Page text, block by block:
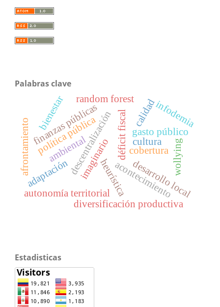
Palabras clave
cultura
imaginarioacontecimiento
heurística
ambientaldescentralización
autonomía territorial
déficit fiscal gasto público
finanzas públicas
política pública
calidad
cobertura
bienestar
desarrollo local
diversificación productiva
random forest
afrontamientoadaptación
infodemia
wollying
Estadisticas